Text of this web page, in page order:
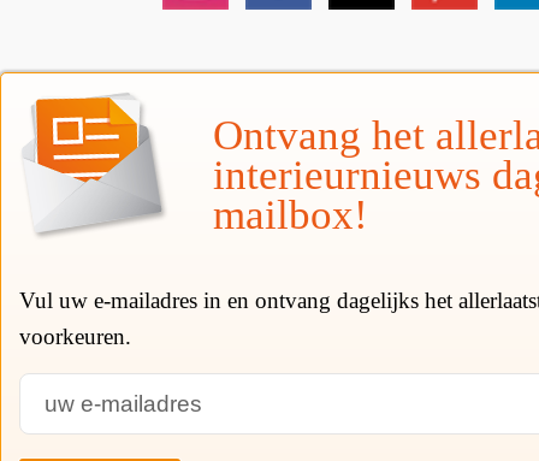
Ontvang het
interieurnieuws
mailbox!
Vul uw e-mailadres in en ontvang dagelijks het
voorkeuren.